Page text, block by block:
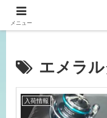
広島、岡山
エメラ
入荷情報
メニュー